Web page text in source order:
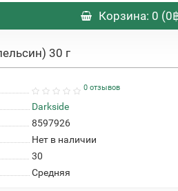
Корзина: 0 (0
30 г
0 отзывов
Darkside
8597926
Нет в наличии
30
Средняя